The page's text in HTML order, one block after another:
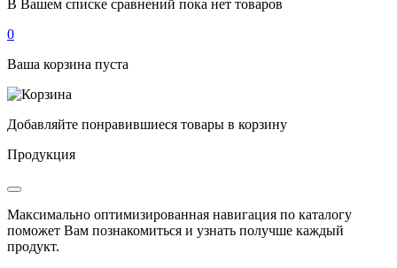
В Вашем списке сравнений пока нет товаров
0
Ваша корзина пуста
Добавляйте понравившиеся товары в корзину
Продукция
Максимально оптимизированная навигация по каталогу
поможет Вам познакомиться и узнать получше каждый
продукт.